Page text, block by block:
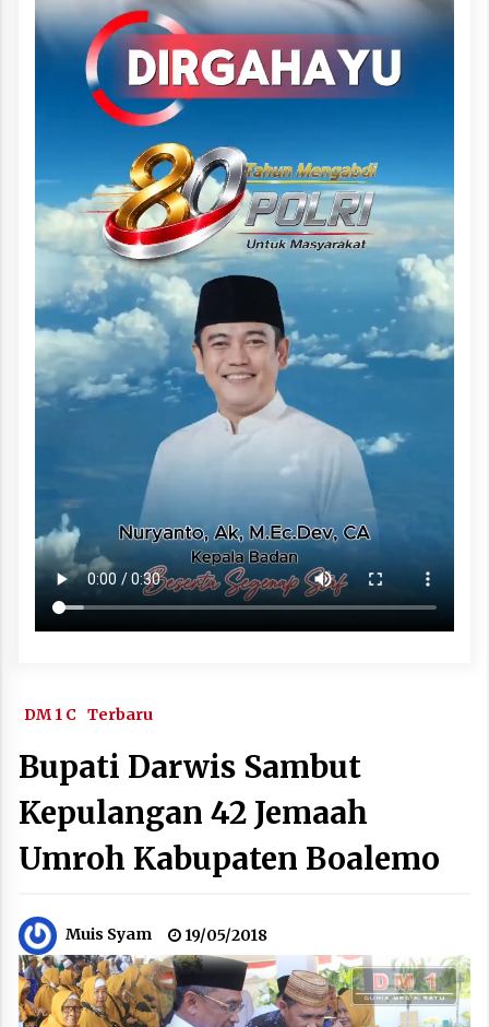
DM 1 C Terbaru
Bupati Darwis Sambut
Kepulangan 42 Jemaah
Umroh Kabupaten Boalemo
Muis Syam 19/05/2018